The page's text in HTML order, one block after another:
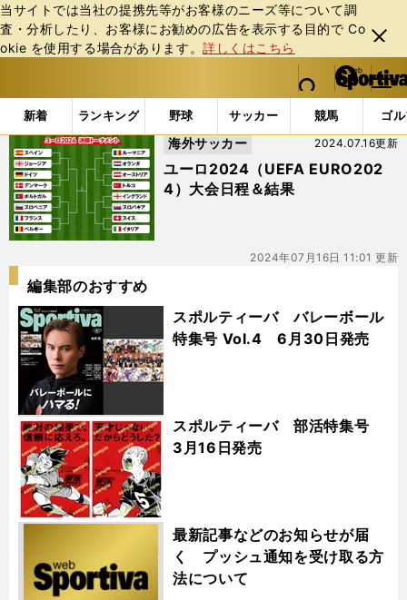
当サイトでは当社の提携先等がお客様のニーズ等について調
査・分析したり、お客様にお勧めの広告を表⽰する⽬的で Co
okie を使⽤する場合があります。詳しくはこちら
閉じ
る
web Sportiva (webスポルティーバ)
検索
マイペ
ー
ジ
メニュ
新着 ランキング 野球 サッカー 競馬 ゴ
b
ス
ポ
ル
テ
ィ
ー
バ
「#試合結果」の最新ニュース・ 情報
ユーロ2024（UEFA EURO202
4）大会日程＆結果
2024.07.16更新
海外サッカー
2024年07月16日 11:01 更新
編集部のおすすめ
スポルティーバ バレーボール
特集号 Vol.4 6月30日発売
スポルティーバ 部活特集号
3月16日発売
最新記事などのお知らせが届
く プッシュ通知を受け取る方
法について